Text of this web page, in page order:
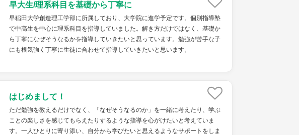
早大生/理系科目を基礎から丁寧に
早稲田大学創造理工学部に所属しており、大学院に進学予定です。個別指導塾
で中高生を中心に理系科目を指導していました。解き方だけではなく、基礎か
ら丁寧になぜそうなるかを指導していきたいと思っています。勉強が苦手な子
にも根気強く丁寧に生徒に合わせて指導していきたいと思います。
はじめまして！
ただ勉強を教えるだけでなく、「なぜそうなるのか」を一緒に考えたり、学ぶ
ことの楽しさを感じてもらえたりするような指導を心がけたいと考えていま
す。一人ひとりに寄り添い、自分から学びたいと思えるようなサポートをしま